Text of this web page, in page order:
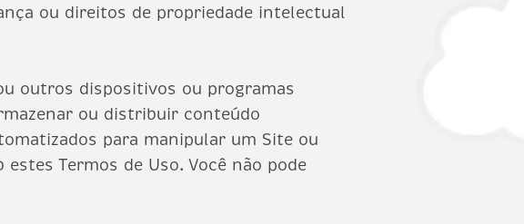
ou direitos de propriedade intelectual
outros dispositivos ou programas
ou distribuir conteúdo
para manipular um Site ou
Termos de Uso. Você não pode